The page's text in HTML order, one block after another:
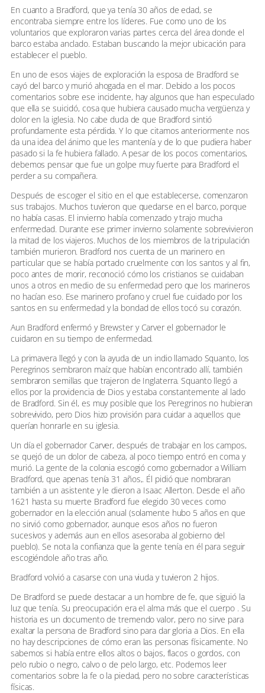
En cuanto a Bradford, que ya tenía 30 años de edad, se
encontraba siempre entre los líderes. Fue como uno de los
voluntarios que exploraron varias partes cerca del área donde el
barco estaba anclado. Estaban buscando la mejor ubicación para
establecer el pueblo.
En uno de esos viajes de exploración la esposa de Bradford se
cayó del barco y murió ahogada en el mar. Debido a los pocos
comentarios sobre ese incidente, hay algunos que han especulado
que ella se suicidó, cosa que hubiera causado mucha vergüenza y
dolor en la iglesia. No cabe duda de que Bradford sintió
profundamente esta pérdida. Y lo que citamos anteriormente nos
da una idea del ánimo que les mantenía y de lo que pudiera haber
pasado si la fe hubiera fallado. A pesar de los pocos comentarios,
debemos pensar que fue un golpe muy fuerte para Bradford el
perder a su compañera.
Después de escoger el sitio en el que establecerse, comenzaron
sus trabajos. Muchos tuvieron que quedarse en el barco, porque
no había casas. El invierno había comenzado y trajo mucha
enfermedad. Durante ese primer invierno solamente sobrevivieron
la mitad de los viajeros. Muchos de los miembros de la tripulación
también murieron. Bradford nos cuenta de un marinero en
particular que se había portado cruelmente con los santos y al fin,
poco antes de morir, reconoció cómo los cristianos se cuidaban
unos a otros en medio de su enfermedad pero que los marineros
no hacían eso. Ese marinero profano y cruel fue cuidado por los
santos en su enfermedad y la bondad de ellos tocó su corazón.
Aun Bradford enfermó y Brewster y Carver el gobernador le
cuidaron en su tiempo de enfermedad.
La primavera llegó y con la ayuda de un indio llamado Squanto, los
Peregrinos sembraron maíz que habían encontrado allí, también
sembraron semillas que trajeron de Inglaterra. Squanto llegó a
ellos por la providencia de Dios y estaba constantemente al lado
de Bradford. Sin él, es muy posible que los Peregrinos no hubieran
sobrevivido, pero Dios hizo provisión para cuidar a aquellos que
querían honrarle en su iglesia.
Un día el gobernador Carver, después de trabajar en los campos,
se quejó de un dolor de cabeza, al poco tiempo entró en coma y
murió. La gente de la colonia escogió como gobernador a William
Bradford, que apenas tenía 31 años,. Él pidió que nombraran
también a un asistente y le dieron a Isaac Allerton. Desde el año
1621 hasta su muerte Bradford fue elegido 30 veces como
gobernador en la elección anual (solamente hubo 5 años en que
no sirvió como gobernador, aunque esos años no fueron
sucesivos y además aun en ellos asesoraba al gobierno del
pueblo). Se nota la confianza que la gente tenía en él para seguir
escogiéndole año tras año.
Bradford volvió a casarse con una viuda y tuvieron 2 hijos.
De Bradford se puede destacar a un hombre de fe, que siguió la
luz que tenía. Su preocupación era el alma más que el cuerpo . Su
historia es un documento de tremendo valor, pero no sirve para
exaltar la persona de Bradford sino para dar gloria a Dios. En ella
no hay descripciones de cómo eran las personas físicamente. No
sabemos si había entre ellos altos o bajos, flacos o gordos, con
pelo rubio o negro, calvo o de pelo largo, etc. Podemos leer
comentarios sobre la fe o la piedad, pero no sobre características
físicas.